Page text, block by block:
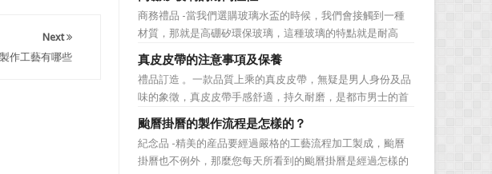
Next
作工藝有哪些
同宣傳活動用的制服。禮品紅都可以為客戶度身...
商務禮品 -當我們選購玻璃水盃的時候，我們會接觸到一種
材質，那就是高硼矽環保玻璃，這種玻璃的特點就是耐高
溫，那麼這個耐高溫的溫度限製和準確的含義是什麼呢?禮品
紅的小編給大家總結如下。 耐熱玻璃【Heat-resistant
glass】是指含有耐熱性強的硼酸﹑矽酸成分,能夠...
真皮皮帶的注意事項及保養
禮品訂造 。一款品質上乘的真皮皮帶，無疑是男人身份及品
味的象徵，真皮皮帶手感舒適，持久耐磨，是都市男士的首
選。當你還在髮愁老爸生日禮物送什麼的時候，一款真皮皮
帶就是非常不錯的選擇。但是真皮皮帶如果疏於保養，也會
黯然失色，出現裂痕和破損的痕跡，今天小編就爲大家分享
真皮皮帶的注意事項...
颱曆掛曆的製作流程是怎樣的？
紀念品 -精美的産品要經過嚴格的工藝流程加工製成，颱曆
掛曆也不例外，那麼您每天所看到的颱曆掛曆是經過怎樣的